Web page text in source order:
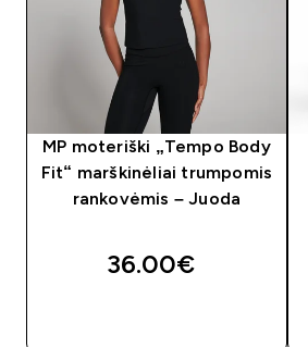
MP moteriški „Tempo Body
Fit“ marškinėliai trumpomis
rankovėmis – Juoda
36.00€‎